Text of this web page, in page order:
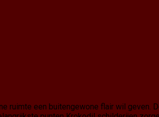
ruimte een buitengewone flair wil geven.